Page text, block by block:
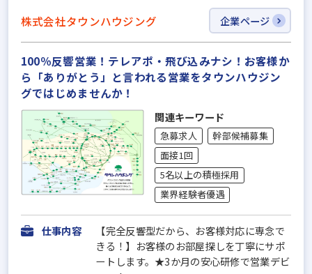
株式会社タウンハウジング 企業ページ
100％反響営業！テレアポ・飛び込みナシ！お客様か
ら「ありがとう」と言われる営業をタウンハウジン
グではじめませんか！
関連キーワード
急募求人
幹部候補募集
面接1回
5名以上の積極採用
業界経験者優遇
仕事内容
【完全反響型だから、お客様対応に専念で
きる！】お客様のお部屋探しを丁寧にサポ
ートします。★3か月の安心研修で営業デビ